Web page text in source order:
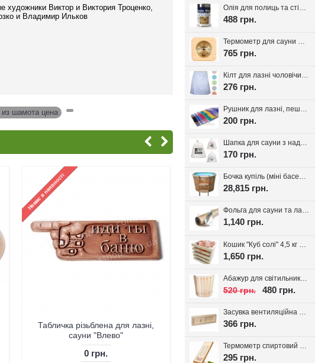
Олія для полиць та стін сауни Bionic House 0.8л, Україна
488 грн.
Термометр для сауни Sawo 220-TP
765 грн.
Кілт для лазні чоловічий, вафельне полотно
276 грн.
Рушник для лазні, пештемаль Класика, 1шт
200 грн.
Шапка для сауни з надписом, білий фетр 100%, вибір надпису
170 грн.
Бочка купіль (міні басейн) з дуба + PP вставка
28,815 грн.
Фольга для сауни та лазні на паперовій основі, 30 м.кв. Україна
1,140 грн.
1,650 грн.
520 грн. 480 грн.
366 грн.
295 грн.
художники Виктор и Виктория Троценко,
и Владимир Ильков
шамота цена
Табличка різьблена для лазні,
сауни "Влево"
0 грн.
Табличка вказівник для лазні